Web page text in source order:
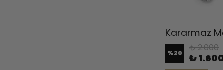
%20 ₺ 2.000
₺ 1.600